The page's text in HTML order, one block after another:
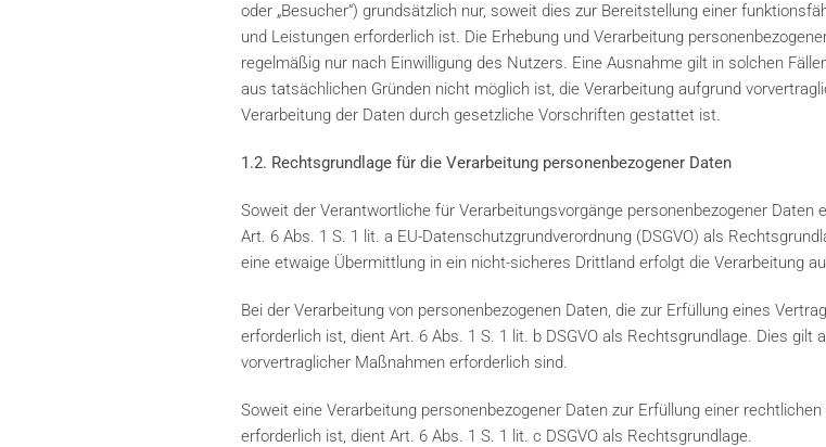
oder „Besucher“) grundsätzlich nur, soweit dies zur Bereitstellung einer
und Leistungen erforderlich ist. Die Erhebung und Verarbeitung
regelmäßig nur nach Einwilligung des Nutzers. Eine Ausnahme gilt in solchen
aus tatsächlichen Gründen nicht möglich ist, die Verarbeitung aufgrund
Verarbeitung der Daten durch gesetzliche Vorschriften gestattet ist.
1.2. Rechtsgrundlage für die Verarbeitung personenbezogener Daten
Soweit der Verantwortliche für Verarbeitungsvorgänge personenbezogener Daten
Art. 6 Abs. 1 S. 1 lit. a EU-Datenschutzgrundverordnung (DSGVO) als
eine etwaige Übermittlung in ein nicht-sicheres Drittland erfolgt die Verarbeitung
Bei der Verarbeitung von personenbezogenen Daten, die zur Erfüllung eines
erforderlich ist, dient Art. 6 Abs. 1 S. 1 lit. b DSGVO als Rechtsgrundlage. Dies
vorvertraglicher Maßnahmen erforderlich sind.
Soweit eine Verarbeitung personenbezogener Daten zur Erfüllung einer
erforderlich ist, dient Art. 6 Abs. 1 S. 1 lit. c DSGVO als Rechtsgrundlage.